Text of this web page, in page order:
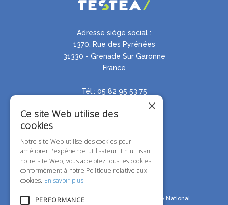
Adresse siège social :
1370, Rue des Pyrénées
31330 - Grenade Sur Garonne
France
Tél.: 05 82 95 53 75
Avec nos remerciements à notre partenaire National
×
Ce site Web utilise des
cookies
Notre site Web utilise des cookies pour
améliorer l'expérience utilisateur. En utilisant
notre site Web, vous acceptez tous les cookies
conformément à notre Politique relative aux
cookies. En savoir plus
PERFORMANCE